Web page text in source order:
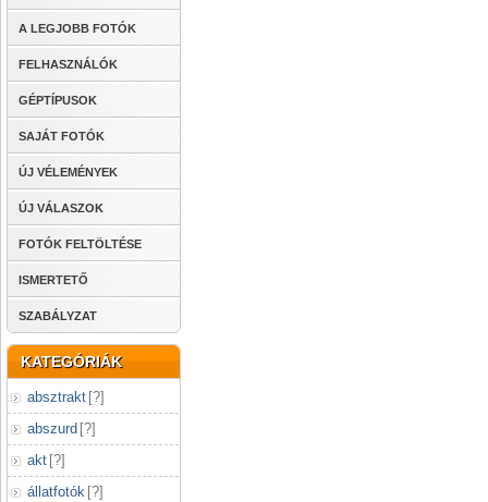
A LEGJOBB FOTÓK
FELHASZNÁLÓK
GÉPTÍPUSOK
SAJÁT FOTÓK
ÚJ VÉLEMÉNYEK
ÚJ VÁLASZOK
FOTÓK FELTÖLTÉSE
ISMERTETŐ
SZABÁLYZAT
KATEGÓRIÁK
absztrakt [?]
abszurd [?]
akt [?]
állatfotók [?]